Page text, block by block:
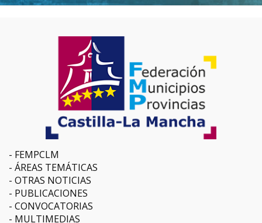
FEMPCLM
ÁREAS TEMÁTICAS
OTRAS NOTICIAS
PUBLICACIONES
CONVOCATORIAS
MULTIMEDIAS